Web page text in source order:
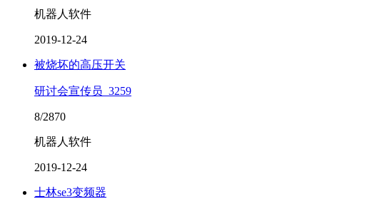
机器人软件
2019-12-24
被烧坏的高压开关
研讨会宣传员_3259
8/2870
机器人软件
2019-12-24
士林se3变频器